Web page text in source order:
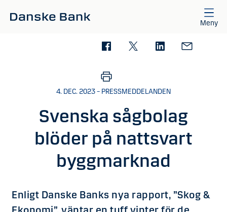
Meny
4. DEC. 2023 – PRESSMEDDELANDEN
Svenska sågbolag
blöder på nattsvart
byggmarknad
Enligt Danske Banks nya rapport, ”Skog &